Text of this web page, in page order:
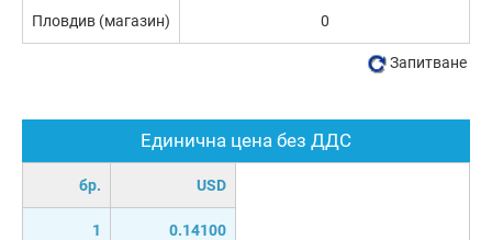
Единична цена без ДДС
бр. USD
1 0.14100
Пловдив (магазин) 0
Запитване